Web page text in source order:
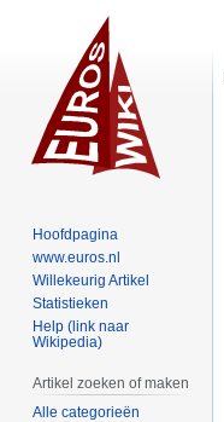
Hoofdpagina
www.euros.nl
Willekeurig Artikel
Statistieken
Help (link naar
Wikipedia)
Artikel zoeken of maken
Alle categorieën